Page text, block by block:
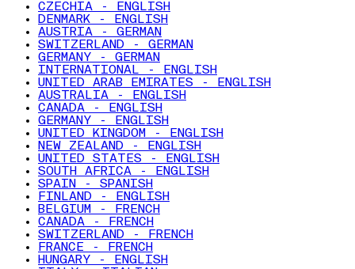
CZECHIA - ENGLISH
DENMARK - ENGLISH
AUSTRIA - GERMAN
SWITZERLAND - GERMAN
GERMANY - GERMAN
INTERNATIONAL - ENGLISH
UNITED ARAB EMIRATES - ENGLISH
AUSTRALIA - ENGLISH
CANADA - ENGLISH
GERMANY - ENGLISH
UNITED KINGDOM - ENGLISH
NEW ZEALAND - ENGLISH
UNITED STATES - ENGLISH
SOUTH AFRICA - ENGLISH
SPAIN - SPANISH
FINLAND - ENGLISH
BELGIUM - FRENCH
CANADA - FRENCH
SWITZERLAND - FRENCH
FRANCE - FRENCH
HUNGARY - ENGLISH